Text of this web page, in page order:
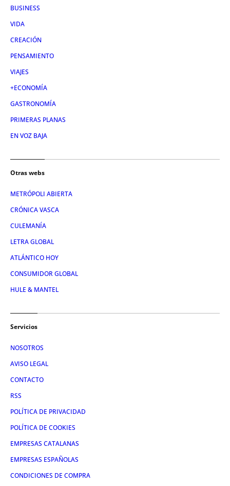
BUSINESS
VIDA
CREACIÓN
PENSAMIENTO
VIAJES
+ECONOMÍA
GASTRONOMÍA
PRIMERAS PLANAS
EN VOZ BAJA
Otras webs
METRÓPOLI ABIERTA
CRÓNICA VASCA
CULEMANÍA
LETRA GLOBAL
ATLÁNTICO HOY
CONSUMIDOR GLOBAL
HULE & MANTEL
Servicios
NOSOTROS
AVISO LEGAL
CONTACTO
RSS
POLÍTICA DE PRIVACIDAD
POLÍTICA DE COOKIES
EMPRESAS CATALANAS
EMPRESAS ESPAÑOLAS
CONDICIONES DE COMPRA